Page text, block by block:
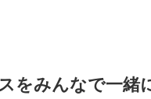
をみんなで一緒